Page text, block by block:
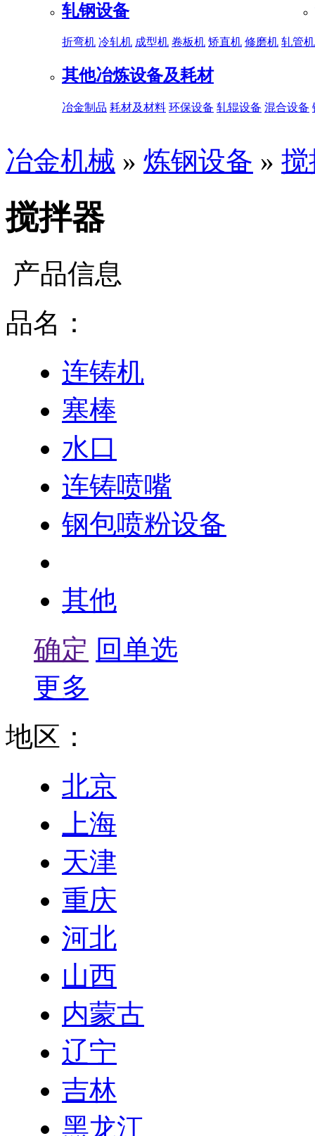
轧钢设备
折弯机 冷轧机 成型机 卷板机 矫直机 修磨机 轧管机
其他冶炼设备及耗材
冶金制品 耗材及材料 环保设备 轧辊设备 混合设备
冶金机械 » 炼钢设备 » 搅
搅拌器
产品信息
品名：
连铸机
塞棒
水口
连铸喷嘴
钢包喷粉设备
其他
确定 回单选
更多
地区：
北京
上海
天津
重庆
河北
山西
内蒙古
辽宁
吉林
黑龙江